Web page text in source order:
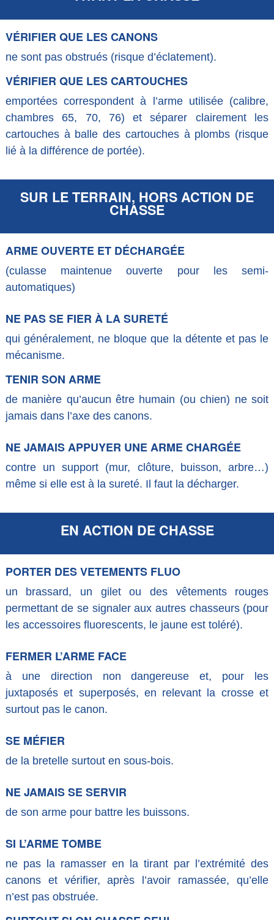
VÉRIFIER QUE LES CANONS
ne sont pas obstrués (risque d’éclatement).
VÉRIFIER QUE LES CARTOUCHES
emportées correspondent à l’arme utilisée (calibre,
chambres 65, 70, 76) et séparer clairement les
cartouches à balle des cartouches à plombs (risque
lié à la différence de portée).
SUR LE TERRAIN, HORS ACTION DE
CHASSE
ARME OUVERTE ET DÉCHARGÉE
(culasse maintenue ouverte pour les semi-
automatiques)
NE PAS SE FIER À LA SURETÉ
qui généralement, ne bloque que la détente et pas le
mécanisme.
TENIR SON ARME
de manière qu’aucun être humain (ou chien) ne soit
jamais dans l’axe des canons.
NE JAMAIS APPUYER UNE ARME CHARGÉE
contre un support (mur, clôture, buisson, arbre…)
même si elle est à la sureté. Il faut la décharger.
EN ACTION DE CHASSE
PORTER DES VETEMENTS FLUO
un brassard, un gilet ou des vêtements rouges
permettant de se signaler aux autres chasseurs (pour
les accessoires fluorescents, le jaune est toléré).
FERMER L’ARME FACE
à une direction non dangereuse et, pour les
juxtaposés et superposés, en relevant la crosse et
surtout pas le canon.
SE MÉFIER
de la bretelle surtout en sous-bois.
NE JAMAIS SE SERVIR
de son arme pour battre les buissons.
SI L’ARME TOMBE
ne pas la ramasser en la tirant par l’extrémité des
canons et vérifier, après l’avoir ramassée, qu’elle
n’est pas obstruée.